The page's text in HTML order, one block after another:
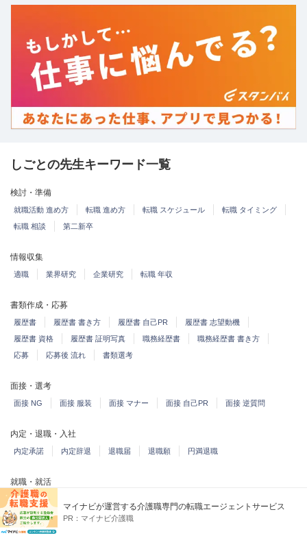
しごとの先生キーワード一覧
検討・準備
就職活動 進め方 転職 進め方 転職 スケジュール
転職 タイミング
転職 相談
第二新卒
情報収集
適職 業界研究 企業研究 転職 年収
書類作成・応募
履歴書 履歴書 書き方 履歴書 自己PR
履歴書 志望動機
履歴書 資格
履歴書 証明写真 職務経歴書
職務経歴書 書き方
応募
応募後 流れ 書類選考
面接・選考
面接 NG 面接 服装 面接 マナー 面接 自己PR 面接 逆質問
内定・退職・入社
内定承諾 内定辞退 退職届 退職願 円満退職
就職・就活
インターン
OB訪問
就活 自己PR 就活 志望動機
就活 メール返信
マイナビが運営する介護職専門の転職エージェントサービス
PR： マイナビ介護職